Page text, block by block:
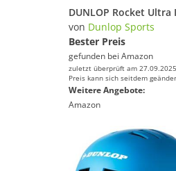
DUNLOP Rocket Ultra
von Dunlop Sports
Bester Preis
gefunden bei Amazon
zuletzt überprüft am
Preis kann sich seitdem
Weitere Angebote:
Amazon